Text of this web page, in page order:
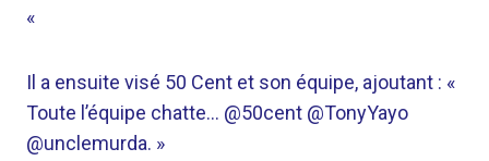
«
Il a ensuite visé 50 Cent et son équipe, ajoutant : «
Toute l’équipe chatte… @50cent @TonyYayo
@unclemurda. »